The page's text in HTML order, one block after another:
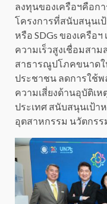
ลงทุนของเครือฯคือก
โครงการที่สนับสนุนเ
หรือ SDGs ของเครือ
ความเร็วสูงเชื่อมสา
สาธารณูปโภคขนาด
ประชาชน ลดการใช้
ความเสี่ยงด้านอุบัติเ
ประเทศ สนับสนุนเป้า
อุตสาหกรรม นวัตกร